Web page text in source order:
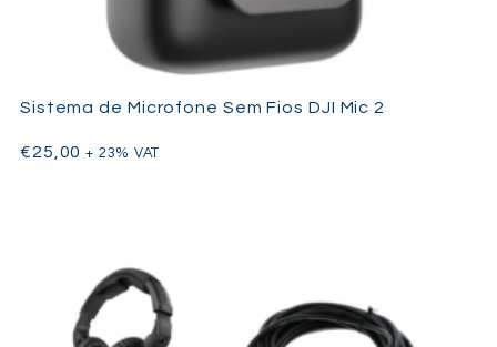
Sistema de Microfone Sem Fios DJI Mic 2
€25,00 + 23% VAT